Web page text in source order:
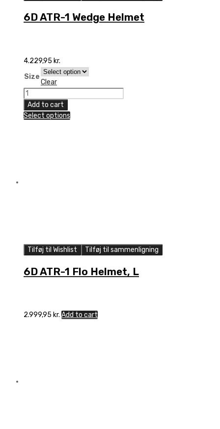
6D ATR-1 Wedge Helmet
4.229,95 kr.
Size
Clear
6D
ATR-
1
Add to cart
Select options
Tilføj til Wishlist Tilføj til sammenligning
6D ATR-1 Flo Helmet, L
2.999,95 kr. Add to cart